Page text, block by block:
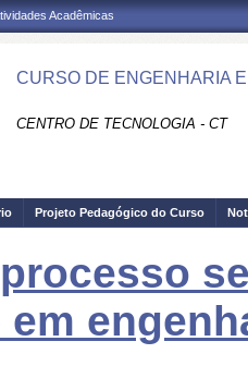
Acadêmicas
CURSO DE ENGENHARIA
CENTRO DE TECNOLOGIA - CT
Projeto Pedagógico do Curso